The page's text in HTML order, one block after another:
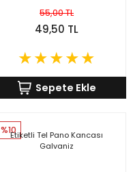
55,00 TL
49,50 TL
Sepete Ekle
%10Etiketli Tel Pano Kancası
Galvaniz